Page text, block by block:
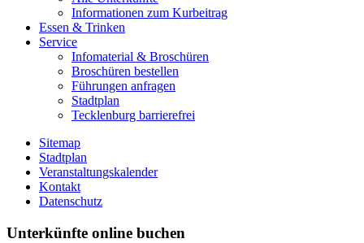
Informationen zum Kurbeitrag
Essen & Trinken
Service
Infomaterial & Broschüren
Broschüren bestellen
Führungen anfragen
Stadtplan
Tecklenburg barrierefrei
Sitemap
Stadtplan
Veranstaltungskalender
Kontakt
Datenschutz
Unterkünfte online buchen